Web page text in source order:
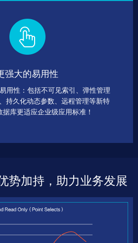
强大的易用性
用性：包括不可见索引、弹性管理
持久化动态参数、远程管理等新特
库更适应企业级应用标准！
势加持，助力业务发展